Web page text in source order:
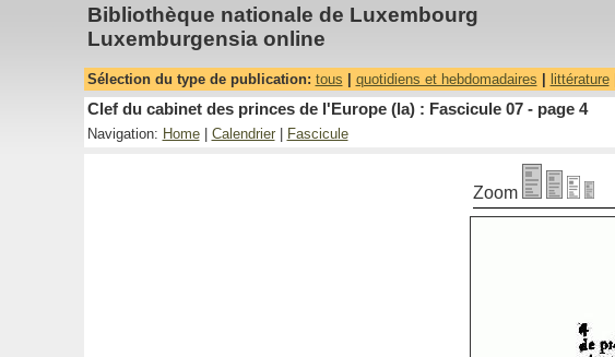
Bibliothèque nationale de Luxembourg
Luxemburgensia online
Sélection du type de publication: tous quotidiens et hebdomadaires littérature|
Clef du cabinet des princes de l'Europe (la) : Fascicule 07 - page 4
Navigation: Home| Calendrier| Fascicule
Zoom